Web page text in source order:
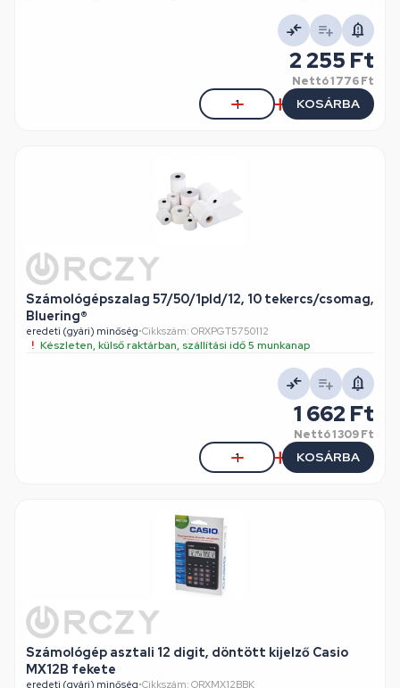
2 255 Ft
Nettó1 776 Ft
KOSÁRBA
Számológépszalag 57/50/1pld/12, 10 tekercs/csomag,
Bluering®
eredeti (gyári) minőség•Cikkszám: ORXPGT5750112
Készleten, külső raktárban, szállítási idő 5 munkanap
1 662 Ft
Nettó1 309 Ft
KOSÁRBA
Számológép asztali 12 digit, döntött kijelző Casio
MX12B fekete
eredeti (gyári) minőség•Cikkszám: ORXMX12BBK